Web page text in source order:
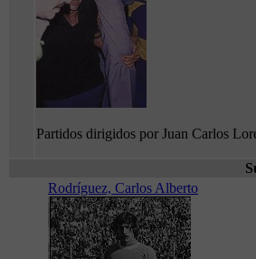
Partidos dirigidos por Juan Carlos
Rodríguez, Carlos Alberto